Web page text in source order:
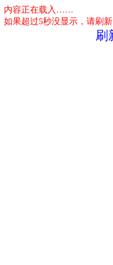
内容正在载入……
如果超过5秒没显示，请刷
刷